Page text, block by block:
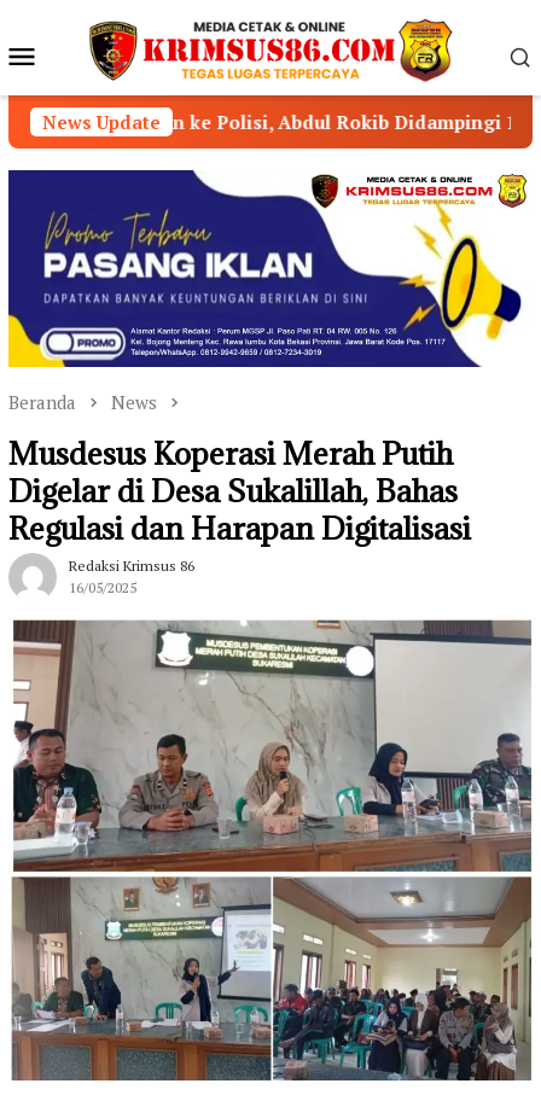
konten Menu
Mobile
News Update
Polisi, Abdul Rokib Didampingi 11 Pengacara
Beranda News
Musdesus Koperasi Merah Putih
Digelar di Desa Sukalillah, Bahas
Regulasi dan Harapan Digitalisasi
Redaksi Krimsus 86
16/05/2025